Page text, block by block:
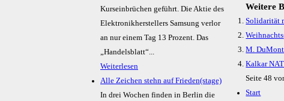
Kurseinbrüchen geführt. Die Aktie des
Elektronikherstellers Samsung verlor
an nur einem Tag 13 Prozent. Das
„Handelsblatt“...
Weiterlesen
Alle Zeichen stehn auf Frieden(stage)
In drei Wochen finden in Berlin die
Weitere
Solidarität
M. DuMont
Kalkar
Seite 48
Start